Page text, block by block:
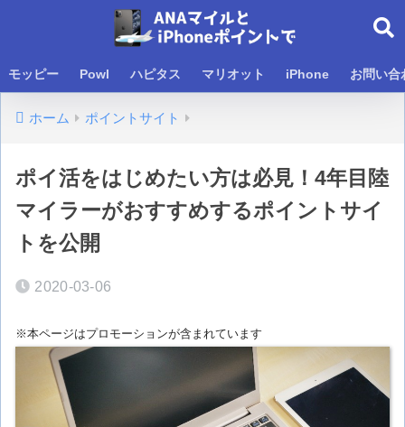
モッピー Powl ハピタス マリオット iPhone お問い合
ホーム ポイントサイト
ポイ活をはじめたい方は必見！4年目陸
マイラーがおすすめするポイントサイ
トを公開
2020-03-06
※本ページはプロモーションが含まれています